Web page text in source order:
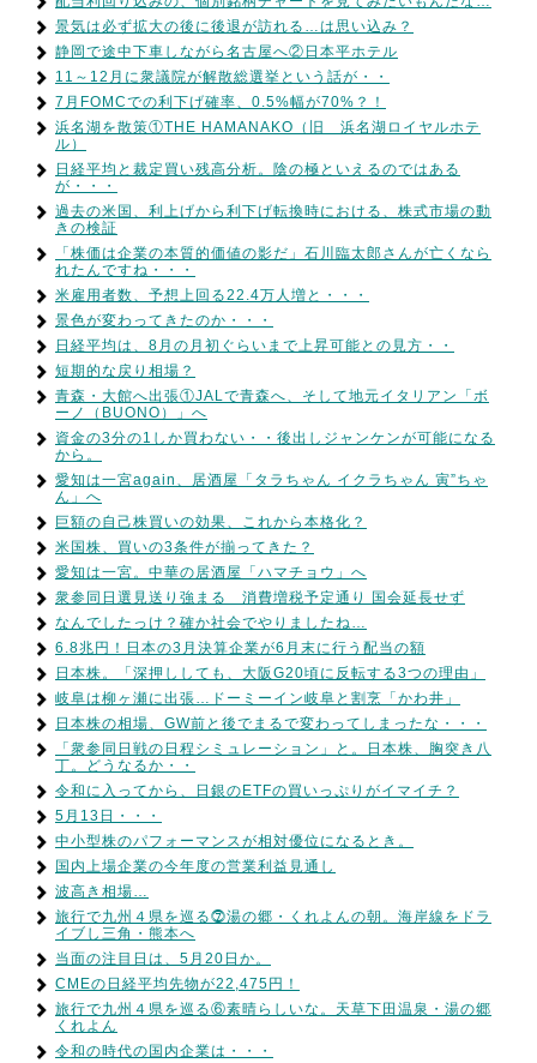
景気は必ず拡大の後に後退が訪れる…は思い込み？
静岡で途中下車しながら名古屋へ②日本平ホテル
11～12月に衆議院が解散総選挙という話が・・
7月FOMCでの利下げ確率、0.5%幅が70%？！
浜名湖を散策①THE HAMANAKO（旧 浜名湖ロイヤルホテ
ル）
日経平均と裁定買い残高分析。陰の極といえるのではある
が・・・
過去の米国、利上げから利下げ転換時における、株式市場の動
きの検証
「株価は企業の本質的価値の影だ」石川臨太郎さんが亡くなら
れたんですね・・・
米雇用者数、予想上回る22.4万人増と・・・
景色が変わってきたのか・・・
日経平均は、8月の月初ぐらいまで上昇可能との見方・・
短期的な戻り相場？
青森・大館へ出張①JALで青森へ、そして地元イタリアン「ボ
ーノ（BUONO）」へ
資金の3分の1しか買わない・・後出しジャンケンが可能になる
から。
愛知は一宮again、居酒屋「タラちゃん イクラちゃん 寅”ちゃ
ん」へ
巨額の自己株買いの効果、これから本格化？
米国株、買いの3条件が揃ってきた？
愛知は一宮。中華の居酒屋「ハマチョウ」へ
衆参同日選見送り強まる 消費増税予定通り 国会延長せず
なんでしたっけ？確か社会でやりましたね…
6.8兆円！日本の3月決算企業が6月末に行う配当の額
日本株。「深押ししても、大阪G20頃に反転する3つの理由」
岐阜は柳ヶ瀬に出張…ドーミーイン岐阜と割烹「かわ井」
日本株の相場、GW前と後でまるで変わってしまったな・・・
「衆参同日戦の日程シミュレーション」と。日本株、胸突き八
丁。どうなるか・・
令和に入ってから、日銀のETFの買いっぷりがイマイチ？
5月13日・・・
中小型株のパフォーマンスが相対優位になるとき。
国内上場企業の今年度の営業利益見通し
波高き相場…
旅行で九州４県を巡る⓻湯の郷・くれよんの朝。海岸線をドラ
イブし三角・熊本へ
当面の注目日は、5月20日か。
CMEの日経平均先物が22,475円！
旅行で九州４県を巡る⑥素晴らしいな。天草下田温泉・湯の郷
くれよん
令和の時代の国内企業は・・・